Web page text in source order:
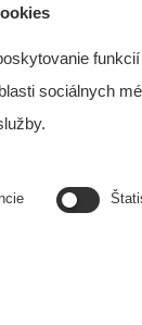
4, 851 06
- 16:00
sociálnych